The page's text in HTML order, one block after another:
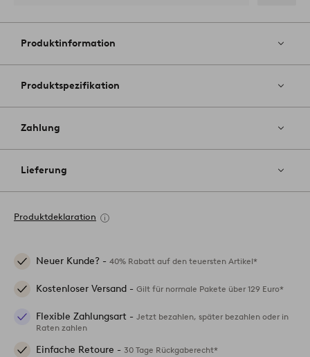
Favoriten
Produktinformation
Produktspezifikation
Zahlung
Lieferung
Produktdeklaration
Neuer Kunde? - 40% Rabatt auf den teuersten Artikel*
Kostenloser Versand - Gilt für normale Pakete über 129 Euro*
Flexible Zahlungsart - Jetzt bezahlen, später bezahlen oder in
Raten zahlen
Einfache Retoure - 30 Tage Rückgaberecht*